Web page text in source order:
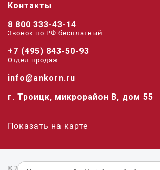
Контакты
8 800 333-43-14
Звонок по РФ беcплатный
+7 (495) 843-50-93
Отдел продаж
info@ankorn.ru
г. Троицк, микрорайон В, дом 55
Показать на карте
© 2026 «Анкорн».